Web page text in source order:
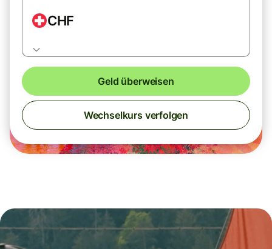
CHF
Geld überweisen
Wechselkurs verfolgen